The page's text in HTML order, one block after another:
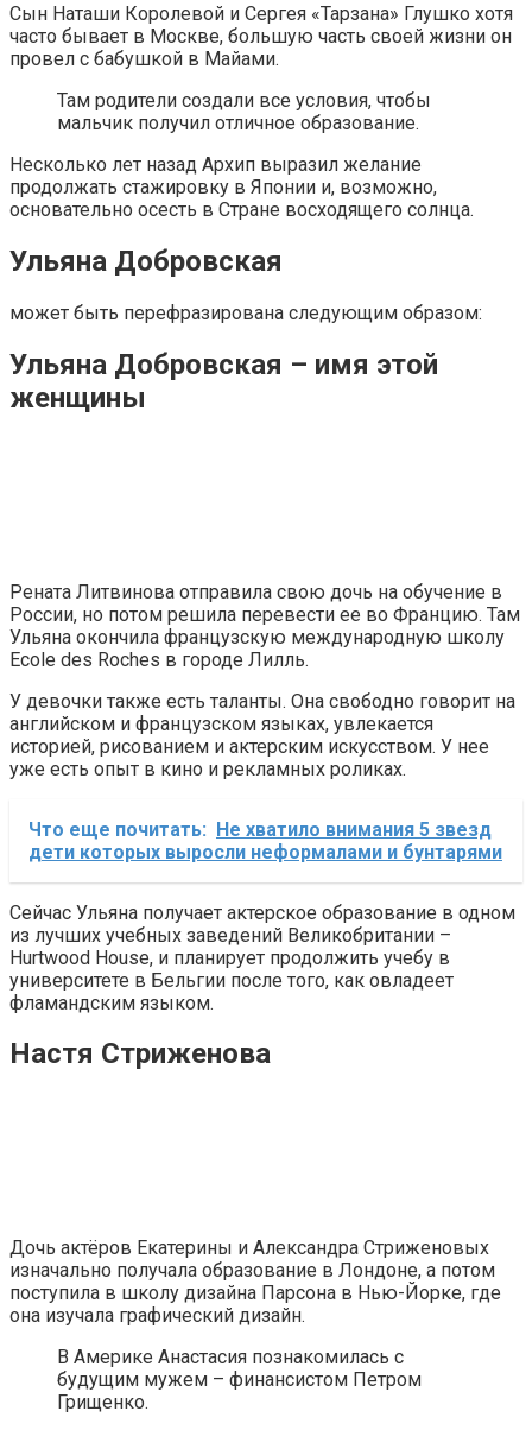
Сын Наташи Королевой и Сергея «Тарзана» Глушко хотя
часто бывает в Москве, большую часть своей жизни он
провел с бабушкой в Майами.
Там родители создали все условия, чтобы
мальчик получил отличное образование.
Несколько лет назад Архип выразил желание
продолжать стажировку в Японии и, возможно,
основательно осесть в Стране восходящего солнца.
Ульяна Добровская
может быть перефразирована следующим образом:
Ульяна Добровская – имя этой
женщины
Рената Литвинова отправила свою дочь на обучение в
России, но потом решила перевести ее во Францию. Там
Ульяна окончила французскую международную школу
Ecole des Roches в городе Лилль.
У девочки также есть таланты. Она свободно говорит на
английском и французском языках, увлекается
историей, рисованием и актерским искусством. У нее
уже есть опыт в кино и рекламных роликах.
Что еще почитать: Не хватило внимания 5 звезд
дети которых выросли неформалами и бунтарями
Сейчас Ульяна получает актерское образование в одном
из лучших учебных заведений Великобритании –
Hurtwood House, и планирует продолжить учебу в
университете в Бельгии после того, как овладеет
фламандским языком.
Настя Стриженова
Дочь актёров Екатерины и Александра Стриженовых
изначально получала образование в Лондоне, а потом
поступила в школу дизайна Парсона в Нью-Йорке, где
она изучала графический дизайн.
В Америке Анастасия познакомилась с
будущим мужем – финансистом Петром
Грищенко.